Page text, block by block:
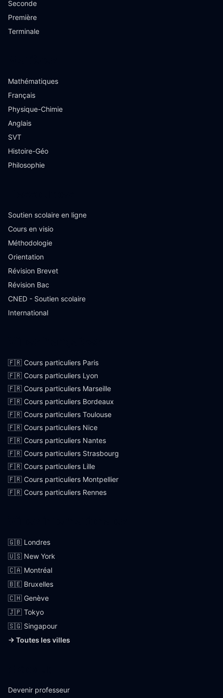
Seconde
Première
Terminale
Mathématiques
Français
Physique-Chimie
Anglais
SVT
Histoire-Géo
Philosophie
Soutien scolaire en ligne
Cours en visio
Méthodologie
Orientation
Révision Brevet
Révision Bac
CNED - Soutien scolaire
International
🇫🇷 Cours particuliers Paris
🇫🇷 Cours particuliers Lyon
🇫🇷 Cours particuliers Marseille
🇫🇷 Cours particuliers Bordeaux
🇫🇷 Cours particuliers Toulouse
🇫🇷 Cours particuliers Nice
🇫🇷 Cours particuliers Nantes
🇫🇷 Cours particuliers Strasbourg
🇫🇷 Cours particuliers Lille
🇫🇷 Cours particuliers Montpellier
🇫🇷 Cours particuliers Rennes
🇬🇧 Londres
🇺🇸 New York
🇨🇦 Montréal
🇧🇪 Bruxelles
🇨🇭 Genève
🇯🇵 Tokyo
🇸🇬 Singapour
→ Toutes les villes
Devenir professeur